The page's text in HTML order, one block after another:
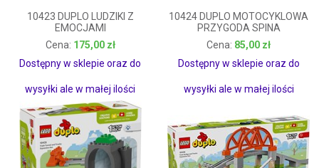
10423 DUPLO LUDZIKI Z
EMOCJAMI
175,00 zł
Dostępny w sklepie oraz do
wysyłki ale w małej ilości
175,00 zł
10424 DUPLO MOTOCYKLOWA
PRZYGODA SPINA
85,00 zł
Dostępny w sklepie oraz do
wysyłki ale w małej ilości
85,00 zł